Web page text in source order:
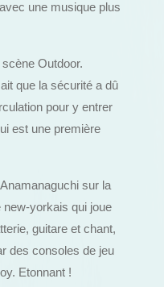
une musique plus
Outdoor.
que la sécurité a dû
pour y entrer
est une première
sur la
new-yorkais qui joue
guitare et chant,
des consoles de jeu
Etonnant !